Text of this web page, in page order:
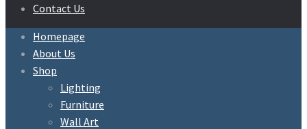
Contact Us
Homepage
About Us
Shop
Lighting
Furniture
Wall Art